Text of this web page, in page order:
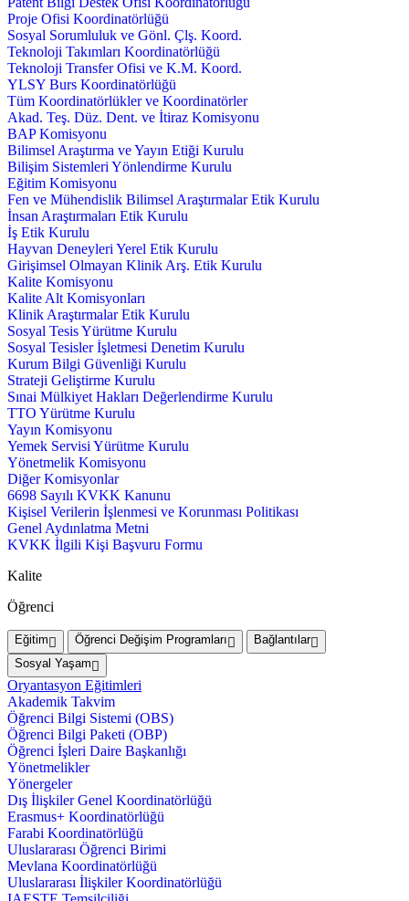
Proje Ofisi Koordinatörlüğü
Sosyal Sorumluluk ve Gönl. Çlş. Koord.
Teknoloji Takımları Koordinatörlüğü
Teknoloji Transfer Ofisi ve K.M. Koord.
YLSY Burs Koordinatörlüğü
Tüm Koordinatörlükler ve Koordinatörler
Akad. Teş. Düz. Dent. ve İtiraz Komisyonu
BAP Komisyonu
Bilimsel Araştırma ve Yayın Etiği Kurulu
Bilişim Sistemleri Yönlendirme Kurulu
Eğitim Komisyonu
Fen ve Mühendislik Bilimsel Araştırmalar Etik Kurulu
İnsan Araştırmaları Etik Kurulu
İş Etik Kurulu
Hayvan Deneyleri Yerel Etik Kurulu
Girişimsel Olmayan Klinik Arş. Etik Kurulu
Kalite Komisyonu
Kalite Alt Komisyonları
Klinik Araştırmalar Etik Kurulu
Sosyal Tesis Yürütme Kurulu
Sosyal Tesisler İşletmesi Denetim Kurulu
Kurum Bilgi Güvenliği Kurulu
Strateji Geliştirme Kurulu
Sınai Mülkiyet Hakları Değerlendirme Kurulu
TTO Yürütme Kurulu
Yayın Komisyonu
Yemek Servisi Yürütme Kurulu
Yönetmelik Komisyonu
Diğer Komisyonlar
6698 Sayılı KVKK Kanunu
Kişisel Verilerin İşlenmesi ve Korunması Politikası
Genel Aydınlatma Metni
KVKK İlgili Kişi Başvuru Formu
Kalite
Öğrenci
Eğitim Öğrenci Değişim Programları
Bağlantılar
Sosyal Yaşam
Oryantasyon Eğitimleri
Akademik Takvim
Öğrenci Bilgi Sistemi (OBS)
Öğrenci Bilgi Paketi (OBP)
Öğrenci İşleri Daire Başkanlığı
Yönetmelikler
Yönergeler
Dış İlişkiler Genel Koordinatörlüğü
Erasmus+ Koordinatörlüğü
Farabi Koordinatörlüğü
Uluslararası Öğrenci Birimi
Mevlana Koordinatörlüğü
Uluslararası İlişkiler Koordinatörlüğü